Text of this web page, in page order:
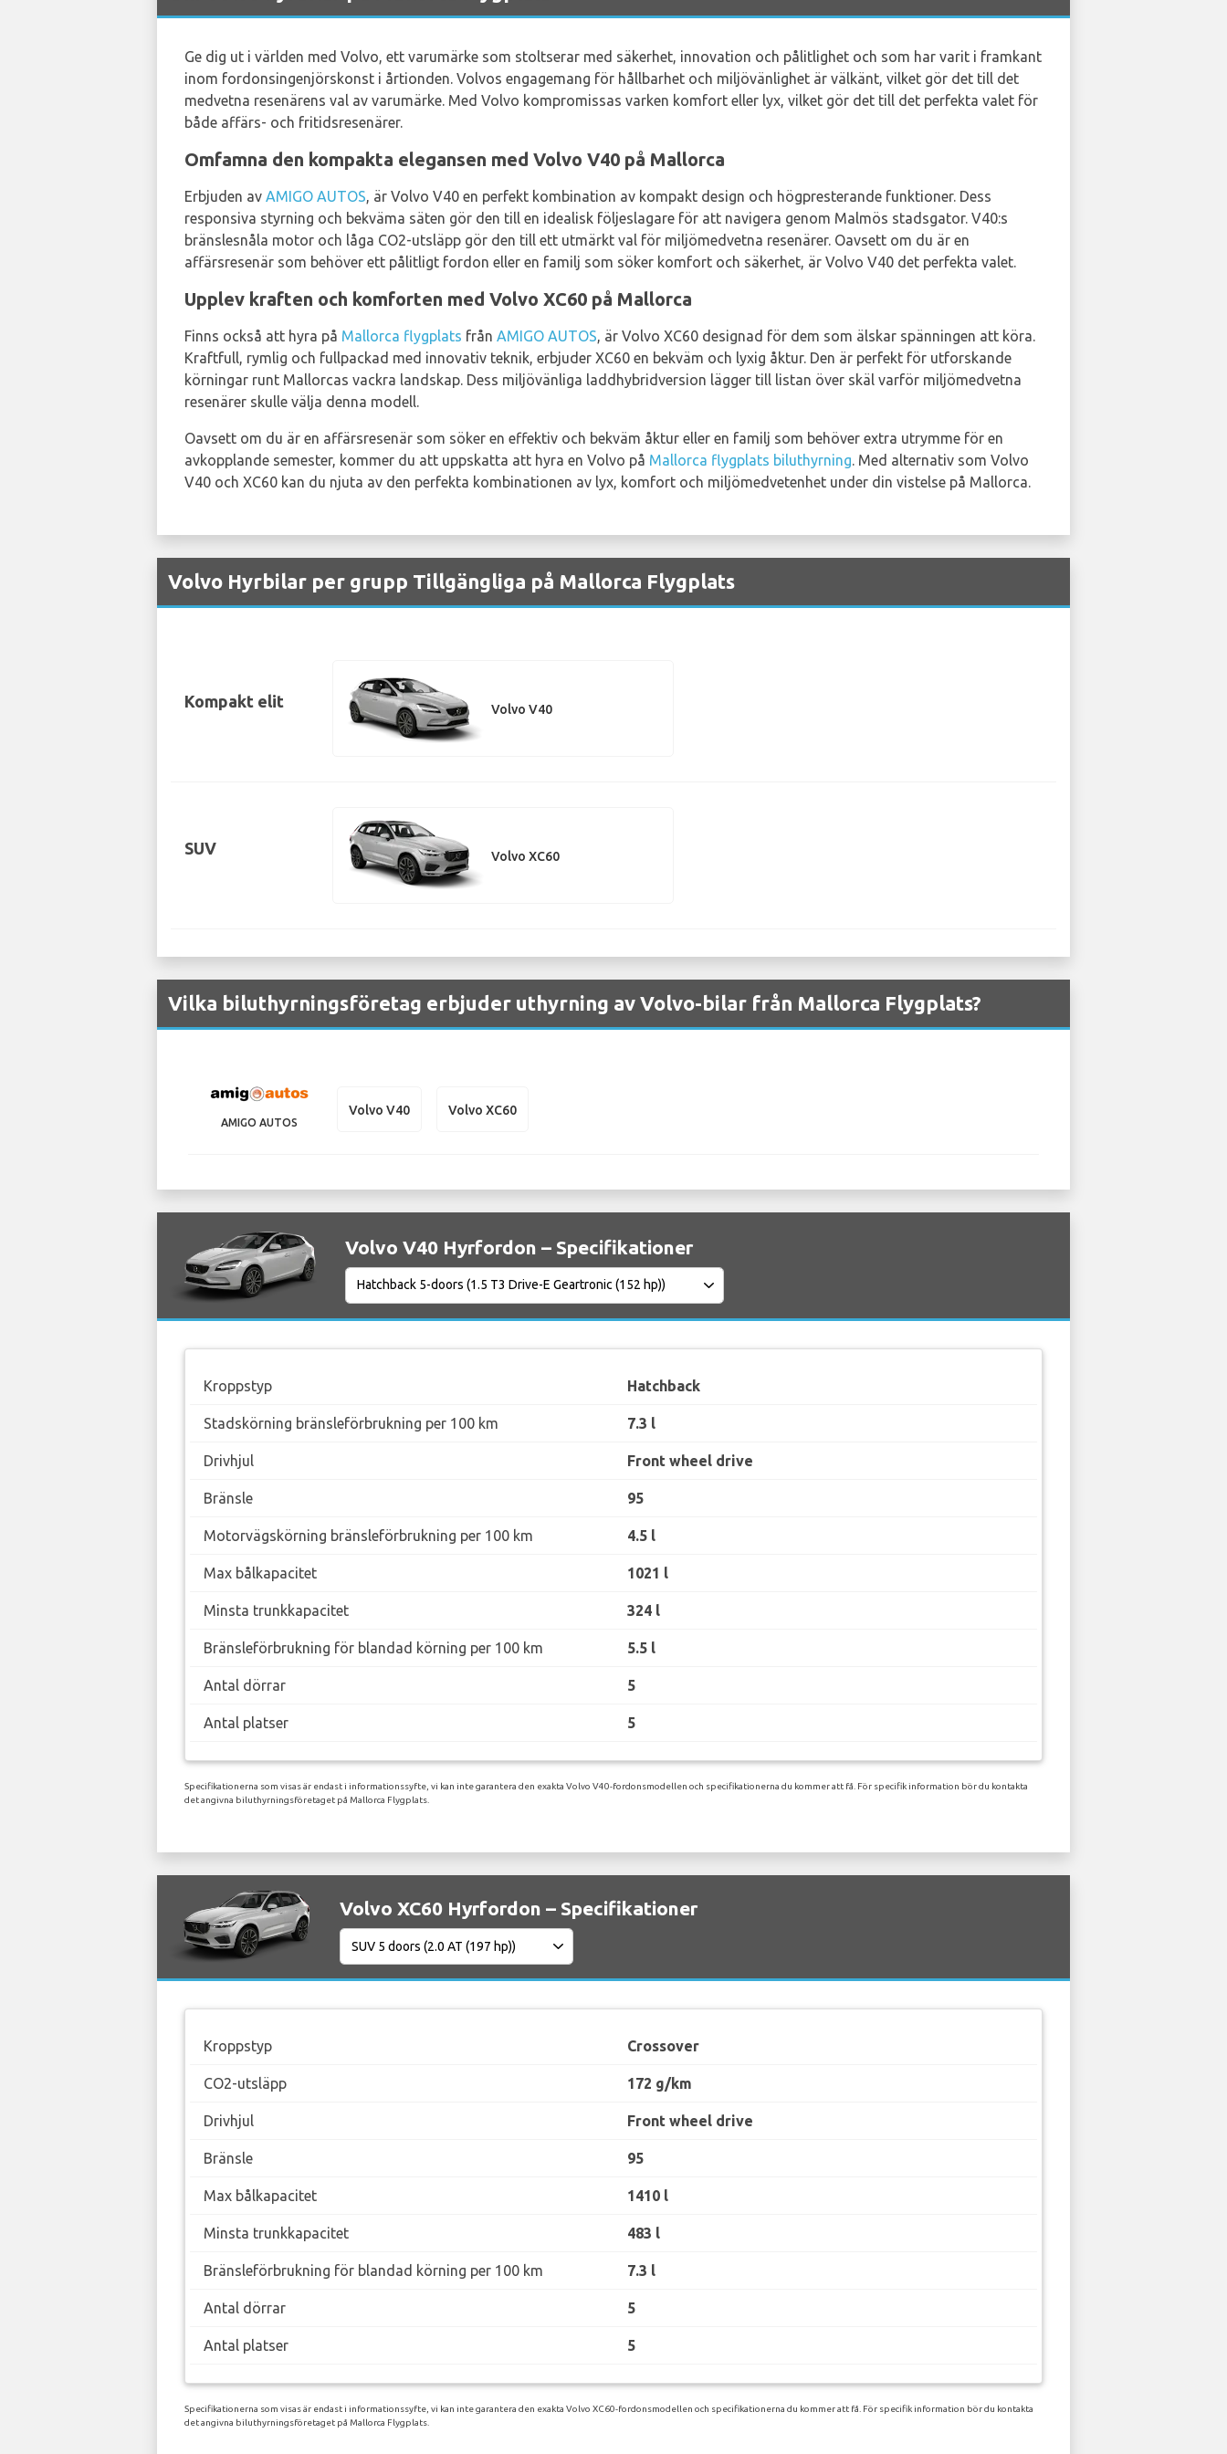
Ge dig ut i världen med Volvo, ett varumärke som stoltserar med säkerhet, innovation och pålitlighet och som har varit i framkant
inom fordonsingenjörskonst i årtionden. Volvos engagemang för hållbarhet och miljövänlighet är välkänt, vilket gör det till det
medvetna resenärens val av varumärke. Med Volvo kompromissas varken komfort eller lyx, vilket gör det till det perfekta valet för
både affärs- och fritidsresenärer.
Omfamna den kompakta elegansen med Volvo V40 på Mallorca
Erbjuden av AMIGO AUTOS, är Volvo V40 en perfekt kombination av kompakt design och högpresterande funktioner. Dess
responsiva styrning och bekväma säten gör den till en idealisk följeslagare för att navigera genom Malmös stadsgator. V40:s
bränslesnåla motor och låga CO2-utsläpp gör den till ett utmärkt val för miljömedvetna resenärer. Oavsett om du är en
affärsresenär som behöver ett pålitligt fordon eller en familj som söker komfort och säkerhet, är Volvo V40 det perfekta valet.
Upplev kraften och komforten med Volvo XC60 på Mallorca
Finns också att hyra på Mallorca flygplats från AMIGO AUTOS, är Volvo XC60 designad för dem som älskar spänningen att köra.
Kraftfull, rymlig och fullpackad med innovativ teknik, erbjuder XC60 en bekväm och lyxig åktur. Den är perfekt för utforskande
körningar runt Mallorcas vackra landskap. Dess miljövänliga laddhybridversion lägger till listan över skäl varför miljömedvetna
resenärer skulle välja denna modell.
Oavsett om du är en affärsresenär som söker en effektiv och bekväm åktur eller en familj som behöver extra utrymme för en
avkopplande semester, kommer du att uppskatta att hyra en Volvo på Mallorca flygplats biluthyrning. Med alternativ som Volvo
V40 och XC60 kan du njuta av den perfekta kombinationen av lyx, komfort och miljömedvetenhet under din vistelse på Mallorca.
Volvo Hyrbilar per grupp Tillgängliga på Mallorca Flygplats
Kompakt elit Volvo V40
SUV Volvo XC60
Vilka biluthyrningsföretag erbjuder uthyrning av Volvo-bilar från Mallorca Flygplats?
AMIGO AUTOS
Volvo V40 Volvo XC60
Volvo V40 Hyrfordon – Specifikationer
Kroppstyp Hatchback
Stadskörning bränsleförbrukning per 100 km 7.3 l
Drivhjul Front wheel drive
Bränsle 95
Motorvägskörning bränsleförbrukning per 100 km 4.5 l
Max bålkapacitet 1021 l
Minsta trunkkapacitet 324 l
Bränsleförbrukning för blandad körning per 100 km 5.5 l
Antal dörrar 5
Antal platser 5
Specifikationerna som visas är endast i informationssyfte, vi kan inte garantera den exakta Volvo V40-fordonsmodellen och specifikationerna du kommer att få. För specifik information bör du kontakta
det angivna biluthyrningsföretaget på Mallorca Flygplats.
Volvo XC60 Hyrfordon – Specifikationer
Kroppstyp Crossover
CO2-utsläpp 172 g/km
Drivhjul Front wheel drive
Bränsle 95
Max bålkapacitet 1410 l
Minsta trunkkapacitet 483 l
Bränsleförbrukning för blandad körning per 100 km 7.3 l
Antal dörrar 5
Antal platser 5
Specifikationerna som visas är endast i informationssyfte, vi kan inte garantera den exakta Volvo XC60-fordonsmodellen och specifikationerna du kommer att få. För specifik information bör du kontakta
det angivna biluthyrningsföretaget på Mallorca Flygplats.